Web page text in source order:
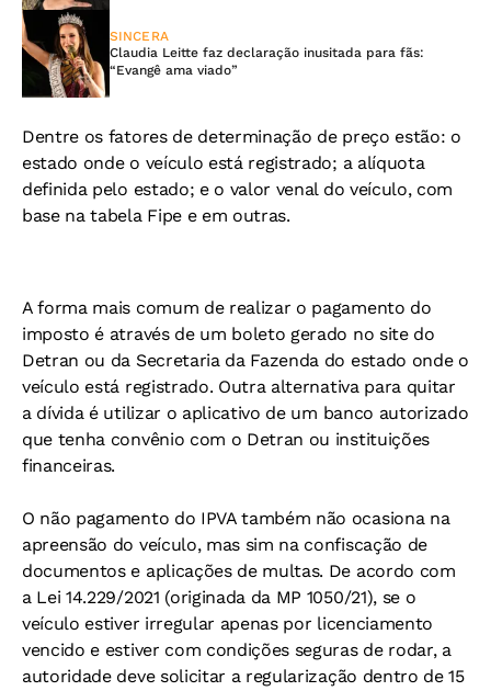
SINCERA
Claudia Leitte faz declaração inusitada para fãs:
“Evangê ama viado”
Dentre os fatores de determinação de preço estão: o
estado onde o veículo está registrado; a alíquota
definida pelo estado; e o valor venal do veículo, com
base na tabela Fipe e em outras.
A forma mais comum de realizar o pagamento do
imposto é através de um boleto gerado no site do
Detran ou da Secretaria da Fazenda do estado onde o
veículo está registrado. Outra alternativa para quitar
a dívida é utilizar o aplicativo de um banco autorizado
que tenha convênio com o Detran ou instituições
financeiras.
O não pagamento do IPVA também não ocasiona na
apreensão do veículo, mas sim na confiscação de
documentos e aplicações de multas. De acordo com
a Lei 14.229/2021 (originada da MP 1050/21), se o
veículo estiver irregular apenas por licenciamento
vencido e estiver com condições seguras de rodar, a
autoridade deve solicitar a regularização dentro de 15